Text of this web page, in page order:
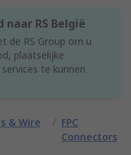
RS België
de RS Group om u
plaatselijke
te kunnen
& Wire
/ FPC
Connectors